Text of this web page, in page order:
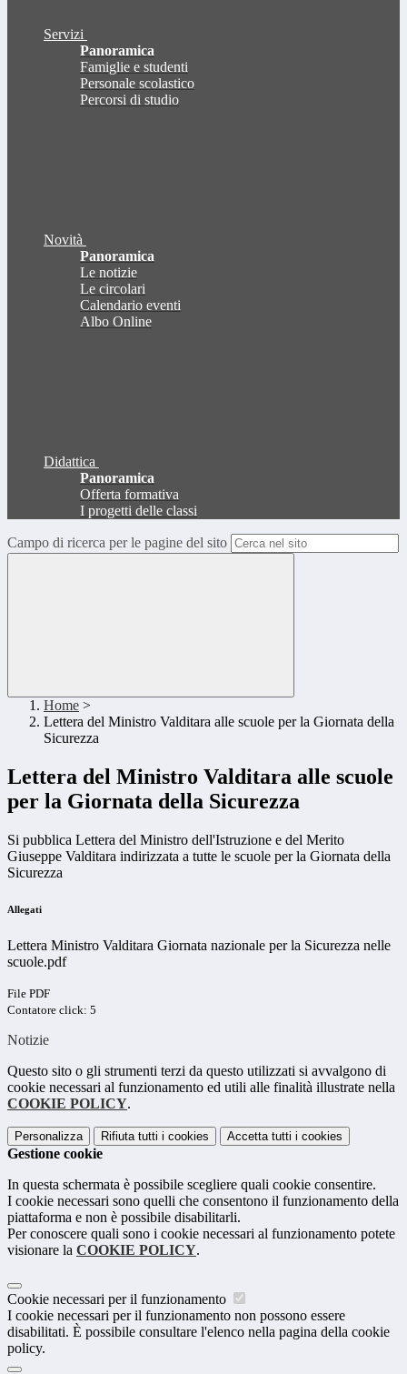
Servizi
Panoramica
Famiglie e studenti
Personale scolastico
Percorsi di studio
Novità
Panoramica
Le notizie
Le circolari
Calendario eventi
Albo Online
Didattica
Panoramica
Offerta formativa
I progetti delle classi
Campo di ricerca per le pagine del sito
Home >
Lettera del Ministro Valditara alle scuole per la Giornata della
Sicurezza
Lettera del Ministro Valditara alle scuole
per la Giornata della Sicurezza
Si pubblica Lettera del Ministro dell'Istruzione e del Merito
Giuseppe Valditara indirizzata a tutte le scuole per la Giornata della
Sicurezza
Allegati
Lettera Ministro Valditara Giornata nazionale per la Sicurezza nelle
scuole.pdf
File PDF
Contatore click: 5
Notizie
Questo sito o gli strumenti terzi da questo utilizzati si avvalgono di
cookie necessari al funzionamento ed utili alle finalità illustrate nella
COOKIE POLICY.
Personalizza Rifiuta tutti i cookies Accetta tutti i cookies
Gestione cookie
In questa schermata è possibile scegliere quali cookie consentire.
I cookie necessari sono quelli che consentono il funzionamento della
piattaforma e non è possibile disabilitarli.
Per conoscere quali sono i cookie necessari al funzionamento potete
visionare la COOKIE POLICY.
Cookie necessari per il funzionamento
I cookie necessari per il funzionamento non possono essere
disabilitati. È possibile consultare l'elenco nella pagina della cookie
policy.